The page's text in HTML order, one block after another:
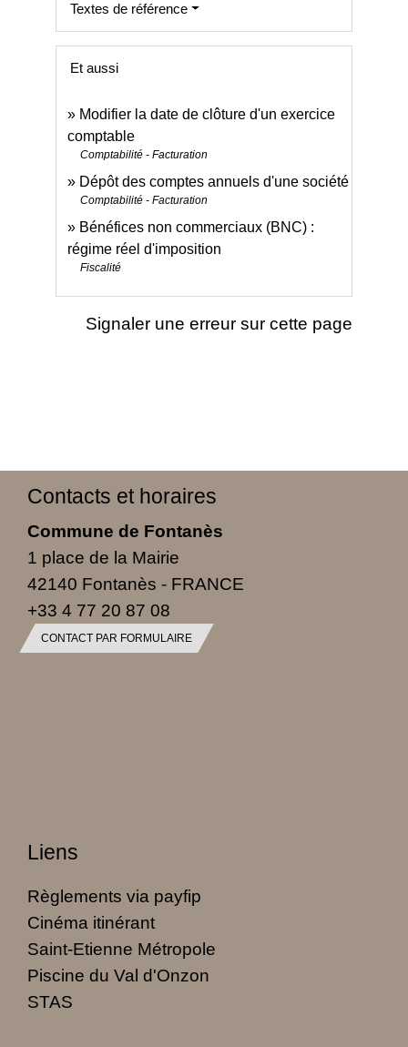
Textes de référence
Et aussi
Modifier la date de clôture d'un exercice
comptable
Comptabilité - Facturation
Dépôt des comptes annuels d'une société
Comptabilité - Facturation
Bénéfices non commerciaux (BNC) :
régime réel d'imposition
Fiscalité
Signaler une erreur sur cette page
Contacts et horaires
Commune de Fontanès
1 place de la Mairie
42140 Fontanès - FRANCE
+33 4 77 20 87 08
CONTACT PAR FORMULAIRE
Liens
Règlements via payfip
Cinéma itinérant
Saint-Etienne Métropole
Piscine du Val d'Onzon
STAS